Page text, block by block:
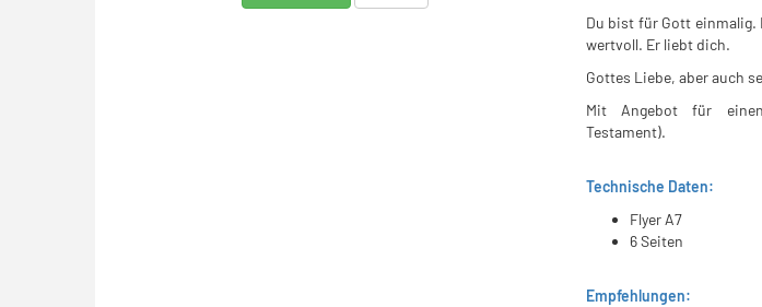
Du bist für Gott einmalig.
wertvoll. Er liebt dich.
Gottes Liebe, aber auch
Mit Angebot für
Testament).
Technische Daten:
Flyer A7
6 Seiten
Empfehlungen: